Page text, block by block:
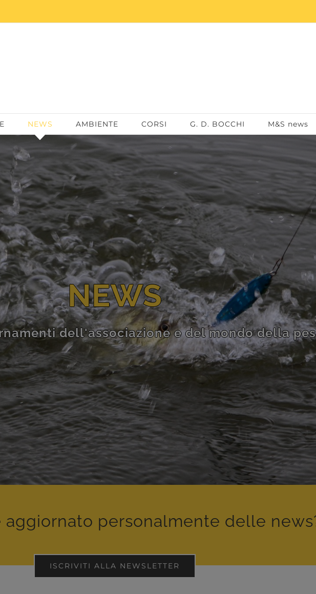
NEWS AMBIENTE CORSI G. D. BOCCHI M&S news
NEWS
dell'associazione e del mondo della
aggiornato personalmente delle
ISCRIVITI ALLA NEWSLETTER